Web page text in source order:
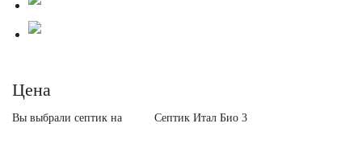
Цена
Вы выбрали септик на Септик Итал Био 3